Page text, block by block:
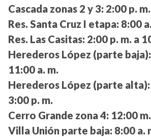
Cascada zonas 2 y 3: 2:00 p.
Res. Santa Cruz I etapa: 8:00
Res. Las Casitas: 2:00 p. m. a
Herederos López (parte baja):
11:00 a. m.
Herederos López (parte alta):
3:00 p. m.
Cerro Grande zona 4: 12:00
Villa Unión parte baja: 8:00 a.